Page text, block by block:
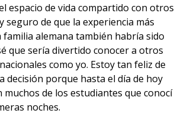
espacio de vida compartido con otros
seguro de que la experiencia más
alemana también habría sido
que sería divertido conocer a otros
como yo. Estoy tan feliz de
decisión porque hasta el día de hoy
muchos de los estudiantes que conocí
noches.